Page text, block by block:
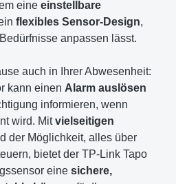
eine einstellbare
flexibles Sensor-Design,
anpassen lässt.
auch in Ihrer Abwesenheit:
kann einen Alarm auslösen
informieren, wenn
wird. Mitvielseitigen
der Möglichkeit, alles über
bietet der TP-Link Tapo
eine sichere,